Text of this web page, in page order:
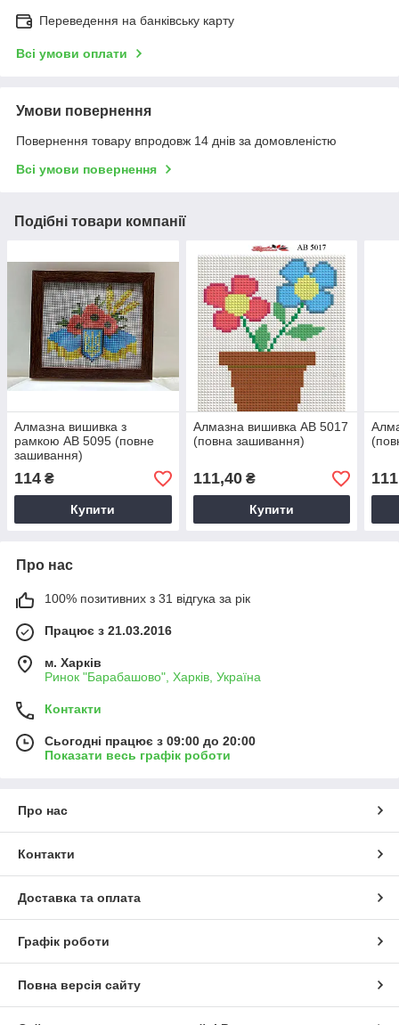
Переведення на банківську карту
Всі умови оплати
Умови повернення
Повернення товару впродовж 14 днів за домовленістю
Всі умови повернення
Подібні товари компанії
Алмазна вишивка з
рамкою АВ 5095 (повне
зашивання)
114 ₴
Купити
Алмазна вишивка АВ 5017
(повна зашивання)
111,40₴
Купити
Про нас
100% позитивних з 31 відгука за рік
Працює з 21.03.2016
м. Харків
Ринок "Барабашово", Харків, Україна
Контакти
Сьогодні працює з 09:00 до 20:00
Показати весь графік роботи
Про нас
Контакти
Доставка та оплата
Графік роботи
Повна версія сайту